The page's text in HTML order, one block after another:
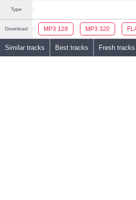
Type
Download MP3 128 MP3 320
Similar tracks Best tracks Fresh tracks